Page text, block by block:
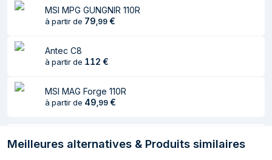
Prise en charge
ventilateurs avants
120,140 mm
Ventilateurs arrières
installés
Ventilateurs arrières 1
Pris en charge des
120 mm
MSI MPG GUNGNIR 110R
à partir de 79 99 €
Antec C8
à partir de 112 €
MSI MAG Forge 110R
à partir de 49 99 €
Meilleures alternatives & Produits similaires